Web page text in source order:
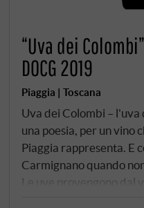
“Uva dei
DOCG 2019
Piaggia | Toscana
Uva dei Colombi – l'uva
una poesia, per un vino
Piaggia rappresenta. E
Carmignano quando
Le uve provengono dal
l'appezzamento di